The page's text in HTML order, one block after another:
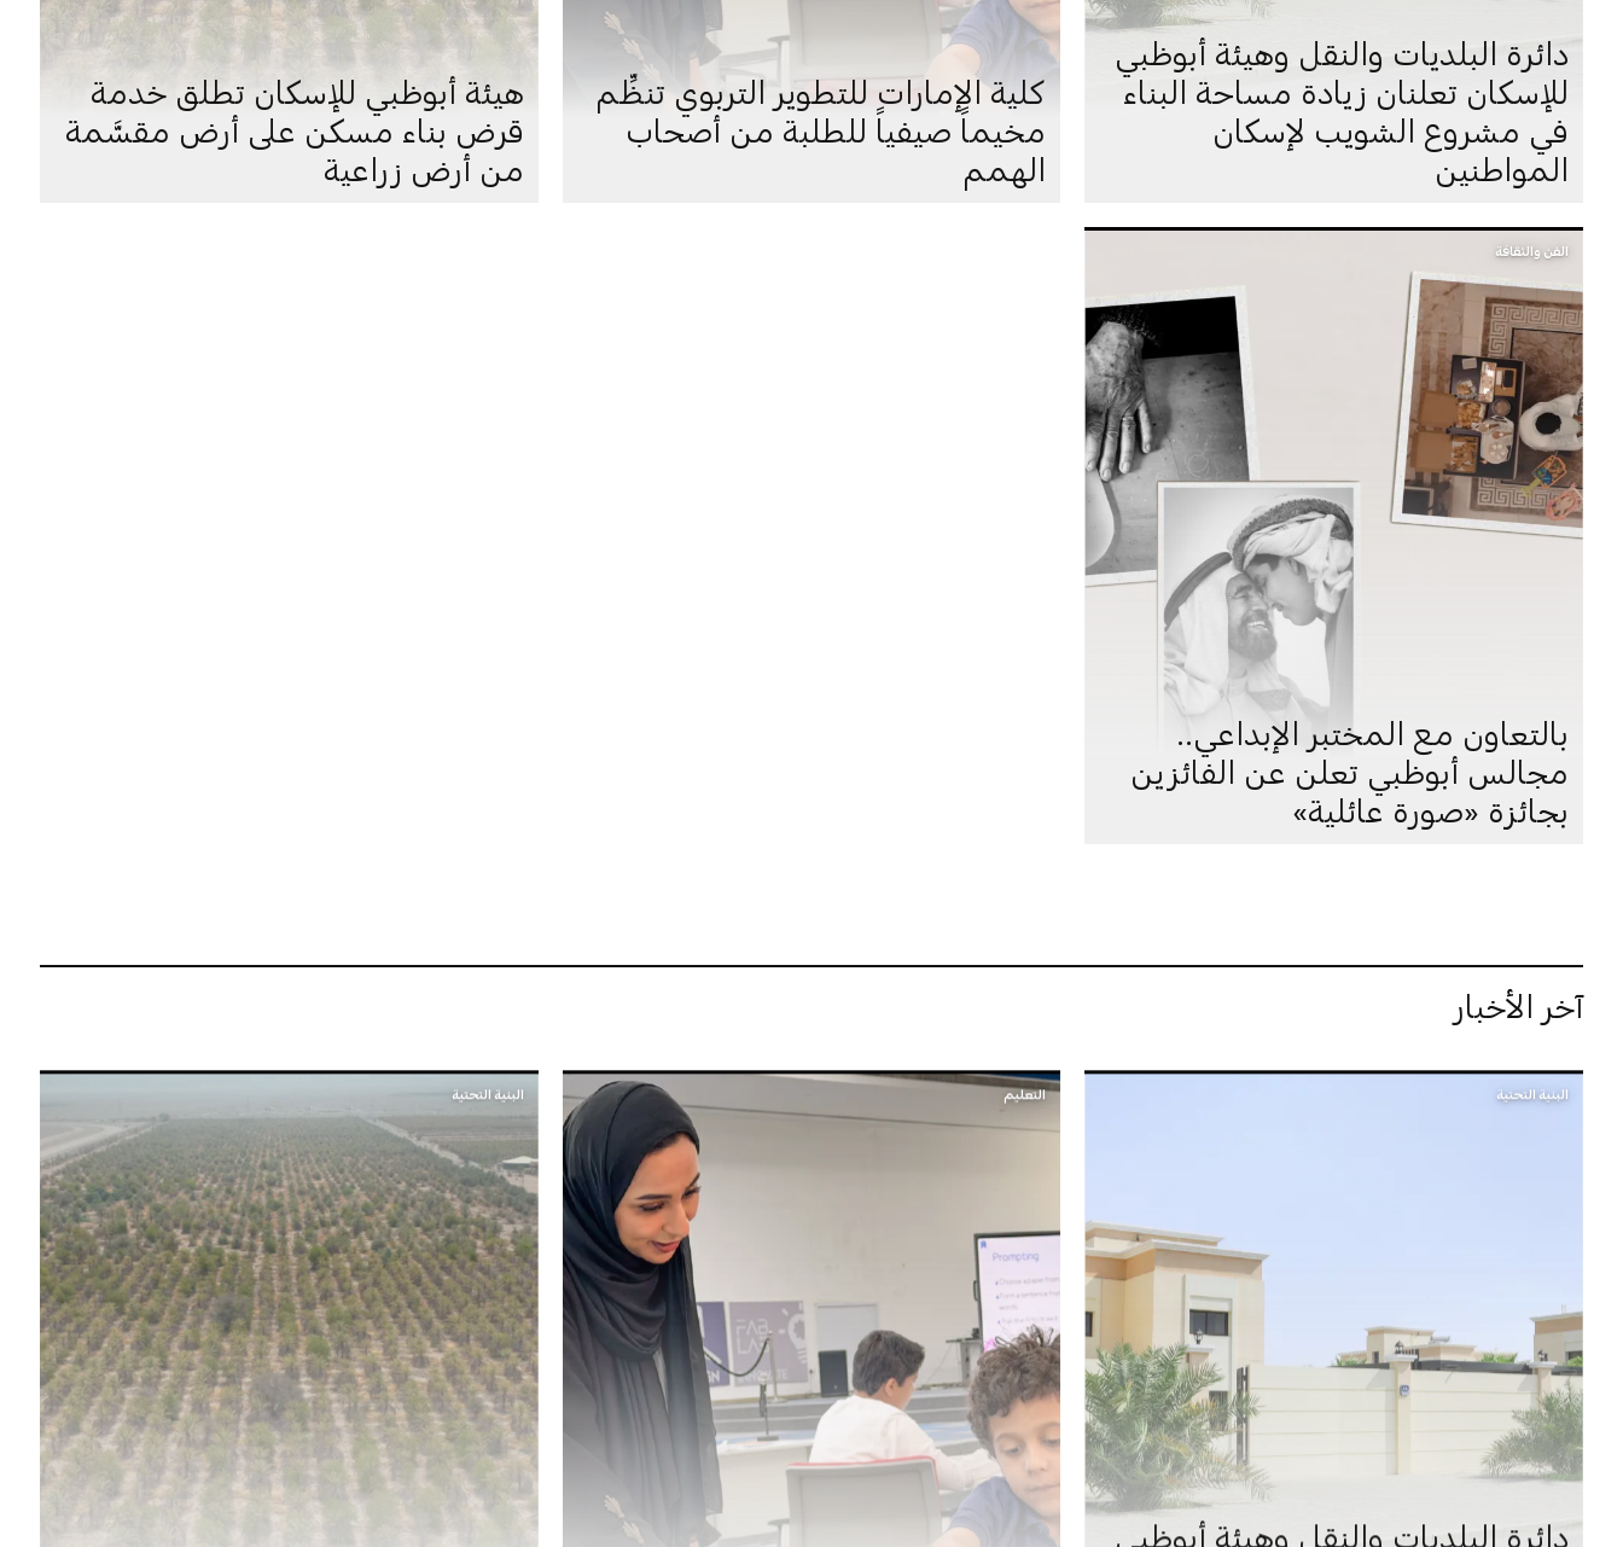
دائرة البلديات والنقل وهيئة أبوظبي
للإسكان تعلنان زيادة مساحة البناء
في مشروع الشويب لإسكان
المواطنين
كلية الإمارات للتطوير التربوي تنظِّم
مخيماً صيفياً للطلبة من أصحاب
الهمم
هيئة أبوظبي للإسكان تطلق خدمة
قرض بناء مسكن على أرض مقسَّمة
من أرض زراعية
الفن والثقافة
بالتعاون مع المختبر الإبداعي..
مجالس أبوظبي تعلن عن الفائزين
بجائزة «صورة عائلية»
آخر الأخبار
البنية التحتية
دائرة البلديات والنقل وهيئة أبوظبي
التعليم البنية التحتية